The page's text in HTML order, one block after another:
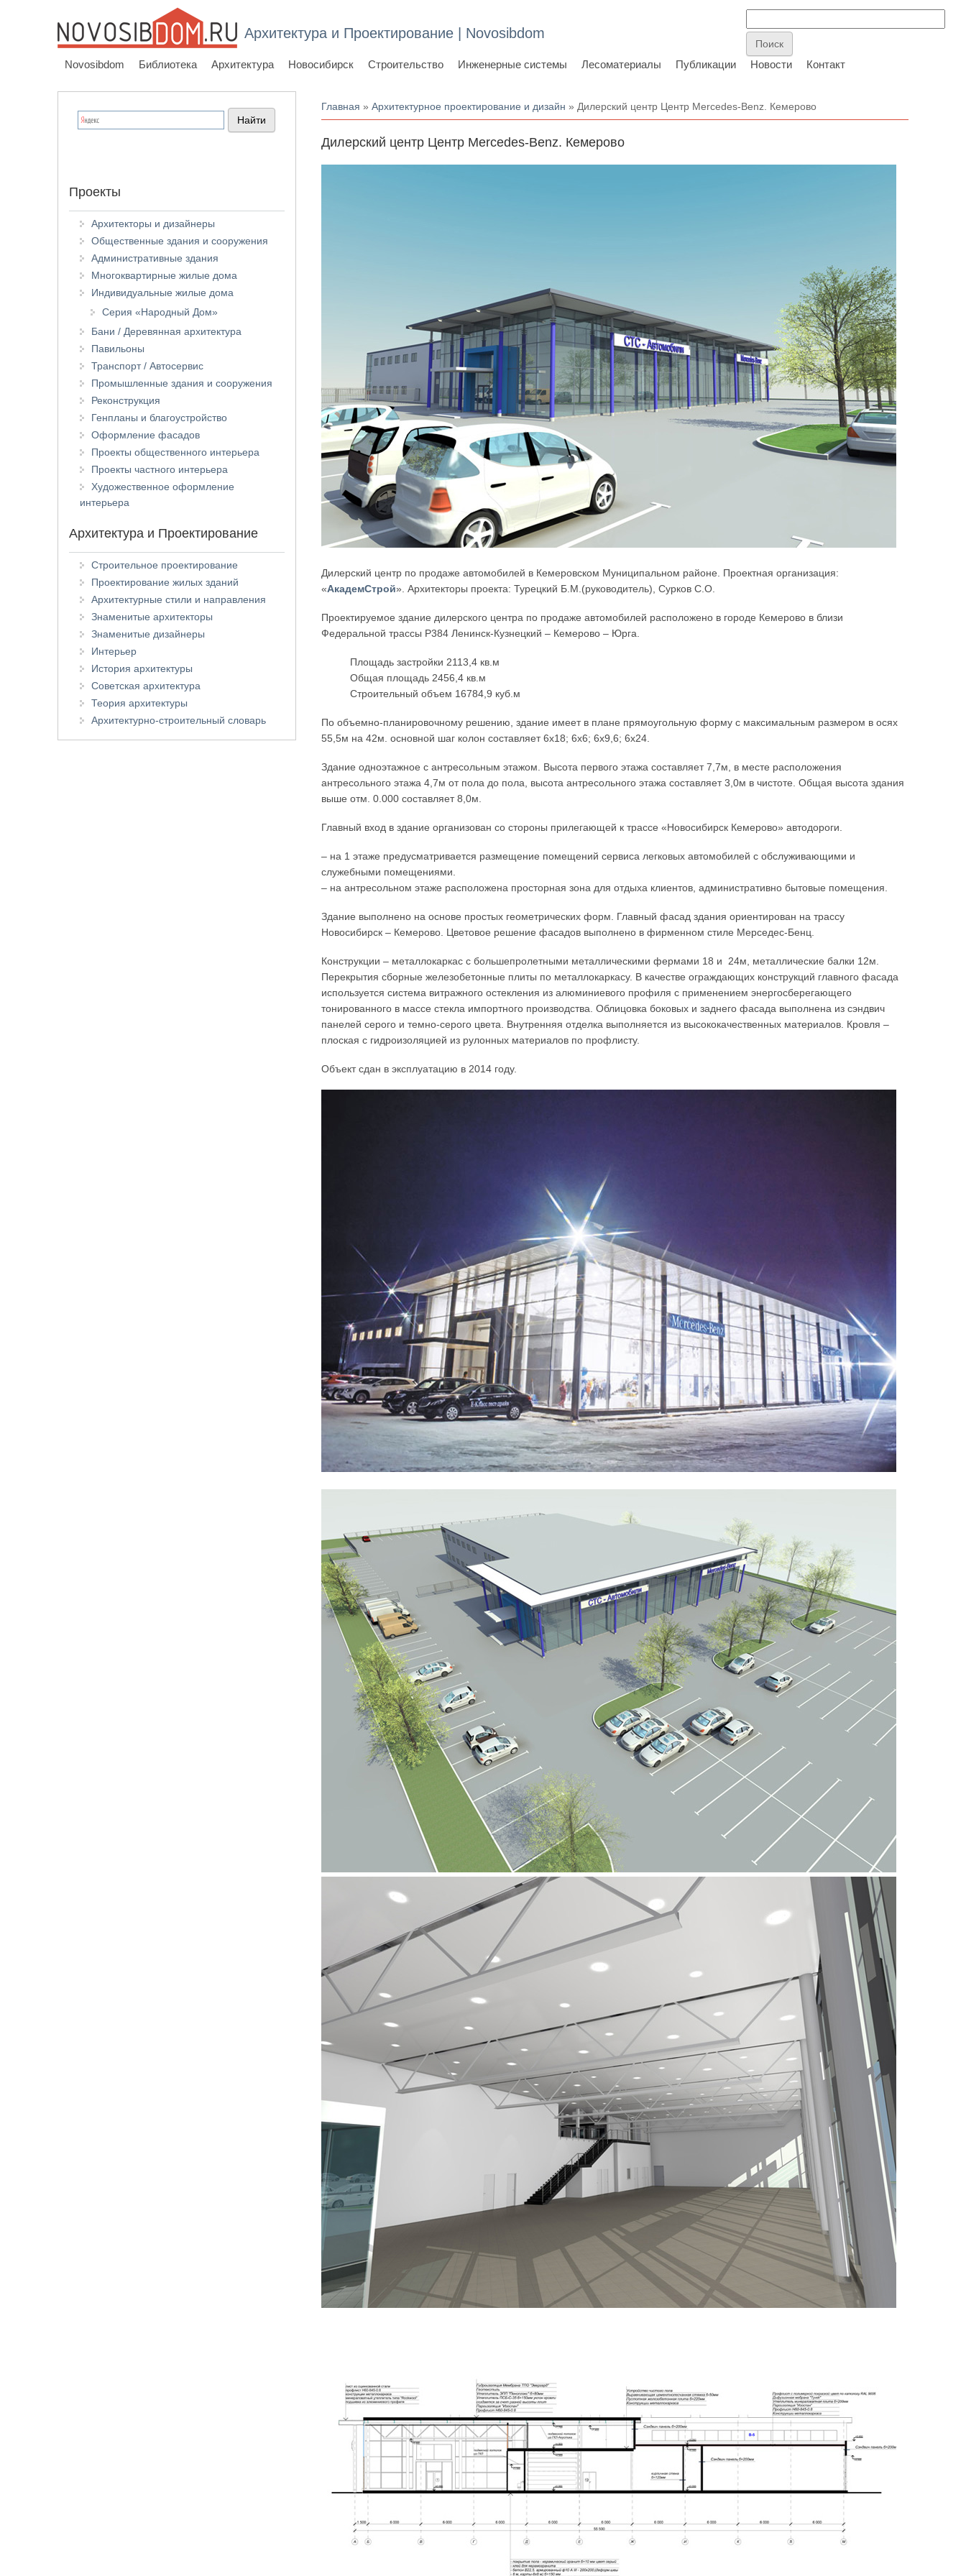
Архитектура и Проектирование | Novosibdom
Novosibdom Библиотека Архитектура Новосибирск Строительство Инженерные системы Лесоматериалы Публикации Новости Контакт
Вы здесь
Главная »Архитектурное проектирование и дизайн » Дилерский центр Центр Merсedes-Benz. Кемерово
Дилерский центр Центр Merсedes-Benz. Кемерово
Дилерский центр по продаже автомобилей в Кемеровском Муниципальном районе. Проектная организация:
«АкадемСтрой». Архитекторы проекта: Турецкий Б.М.(руководитель), Сурков С.О.
Проектируемое здание дилерского центра по продаже автомобилей расположено в городе Кемерово в близи
Федеральной трассы Р384 Ленинск-Кузнецкий – Кемерово – Юрга.
Площадь застройки 2113,4 кв.м
Общая площадь 2456,4 кв.м
Строительный объем 16784,9 куб.м
По объемно-планировочному решению, здание имеет в плане прямоугольную форму с максимальным размером в осях
55,5м на 42м. основной шаг колон составляет 6х18; 6х6; 6х9,6; 6х24.
Здание одноэтажное с антресольным этажом. Высота первого этажа составляет 7,7м, в месте расположения
антресольного этажа 4,7м от пола до пола, высота антресольного этажа составляет 3,0м в чистоте. Общая высота здания
выше отм. 0.000 составляет 8,0м.
Главный вход в здание организован со стороны прилегающей к трассе «Новосибирск Кемерово» автодороги.
– на 1 этаже предусматривается размещение помещений сервиса легковых автомобилей с обслуживающими и
служебными помещениями.
– на антресольном этаже расположена просторная зона для отдыха клиентов, административно бытовые помещения.
Здание выполнено на основе простых геометрических форм. Главный фасад здания ориентирован на трассу
Новосибирск – Кемерово. Цветовое решение фасадов выполнено в фирменном стиле Мерседес-Бенц.
Конструкции – металлокаркас с большепролетными металлическими фермами 18 и 24м, металлические балки 12м.
Перекрытия сборные железобетонные плиты по металлокаркасу. В качестве ограждающих конструкций главного фасада
используется система витражного остекления из алюминиевого профиля с применением энергосберегающего
тонированного в массе стекла импортного производства. Облицовка боковых и заднего фасада выполнена из сэндвич
панелей серого и темно-серого цвета. Внутренняя отделка выполняется из высококачественных материалов. Кровля –
плоская с гидроизоляцией из рулонных материалов по профлисту.
Объект сдан в эксплуатацию в 2014 году.
Проекты
Архитекторы и дизайнеры
Общественные здания и сооружения
Административные здания
Многоквартирные жилые дома
Индивидуальные жилые дома
Серия «Народный Дом»
Бани / Деревянная архитектура
Павильоны
Транспорт / Автосервис
Промышленные здания и сооружения
Реконструкция
Генпланы и благоустройство
Оформление фасадов
Проекты общественного интерьера
Проекты частного интерьера
Художественное оформление
интерьера
Архитектура и Проектирование
Строительное проектирование
Проектирование жилых зданий
Архитектурные стили и направления
Знаменитые архитекторы
Знаменитые дизайнеры
Интерьер
История архитектуры
Советская архитектура
Теория архитектуры
Архитектурно-строительный словарь